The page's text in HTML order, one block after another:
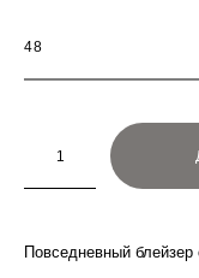
48
Повседневный блейзер